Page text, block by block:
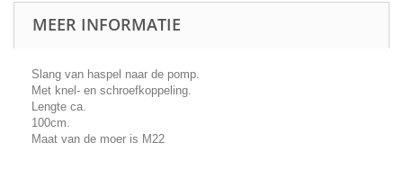
MEER INFORMATIE
Slang van haspel naar de pomp.
Met knel- en schroefkoppeling.
Lengte ca.
100cm.
Maat van de moer is M22